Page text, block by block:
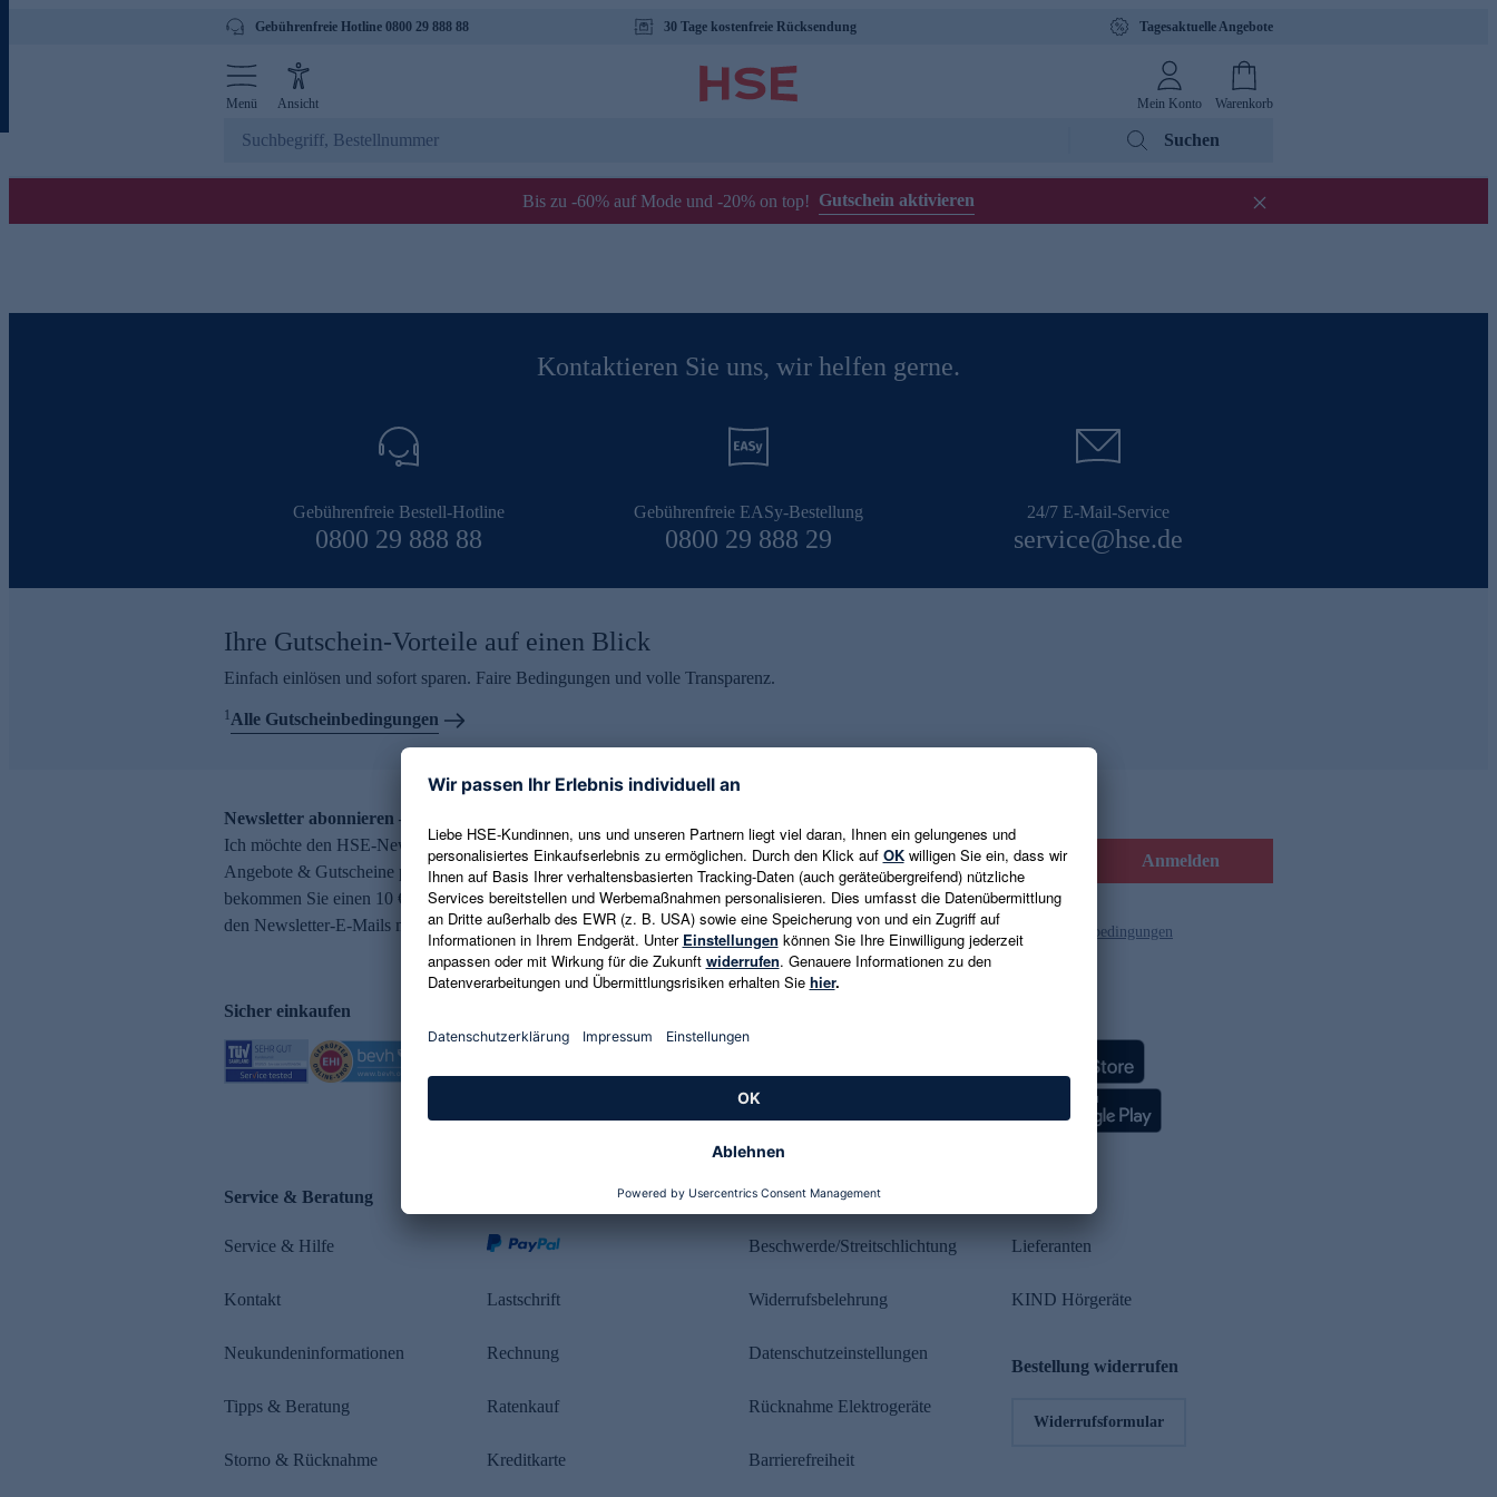
Gebührenfreie Hotline 0800 29 888 88 30 Tage kostenfreie Rücksendung Tagesaktuelle Angebote
Menü Ansicht Mein Konto Warenkorb
Suchen
Bis zu -60% auf Mode und -20% on top! Gutschein aktivieren
Kontaktieren Sie uns, wir helfen gerne.
Gebührenfreie Bestell-Hotline
0800 29 888 88
Gebührenfreie EASy-Bestellung
0800 29 888 29
24/7 E-Mail-Service
service@hse.de
Ihre Gutschein-Vorteile auf einen Blick
Einfach einlösen und sofort sparen. Faire Bedingungen und volle Transparenz.
1Alle Gutscheinbedingungen
Newsletter abonnieren – 10 € Gutschein erhalten
Ich möchte den HSE-Newsletter abonnieren und aktuelle Trends,
Angebote & Gutscheine per E-Mail erhalten. Als Dankeschön
bekommen Sie einen 10 € Gutschein. Eine Abmeldung ist jederzeit in
den Newsletter-E-Mails möglich.
E-Mail-Adresse eingeben Anmelden
Es gelten die Datenschutzrichtlinien und die Gutscheinbedingungen
Sicher einkaufen
Service & Beratung
Service & Hilfe
Kontakt
Neukundeninformationen
Tipps & Beratung
Storno & Rücknahme
Lastschrift
Rechnung
Ratenkauf
Kreditkarte
Rechtliches
Beschwerde/Streitschlichtung
Widerrufsbelehrung
Datenschutzeinstellungen
Rücknahme Elektrogeräte
Barrierefreiheit
Lieferanten
KIND Hörgeräte
Bestellung widerrufen
Widerrufsformular